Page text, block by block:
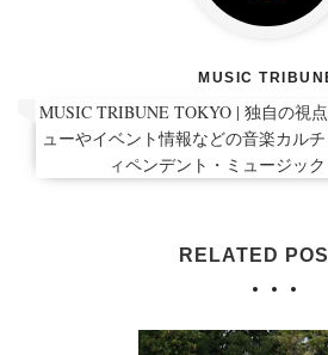
MUSIC
MUSIC TRIBUNE TOKYO | 独自の視
ューやイベント情報などの音楽カル
ィペンデント・ミュージック
RELATED